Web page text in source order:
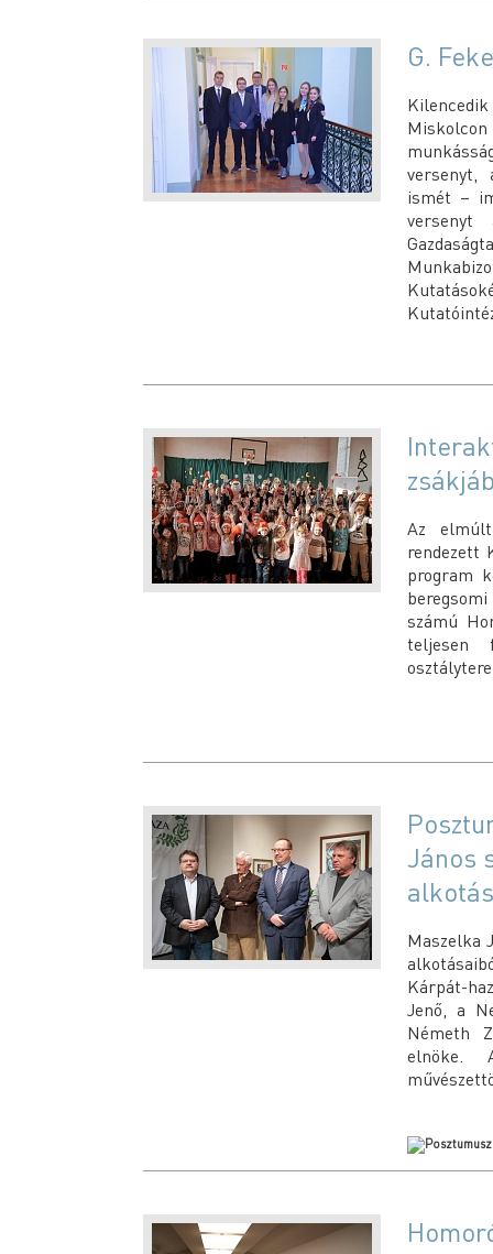
G.
versenyt,
ismét –
versenyt
Az
rendezett
program
számú
teljesen
János
Maszelka
Kárpát-
Jenő, a
Németh
elnöke.